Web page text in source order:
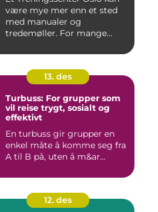
være mye mer enn et sted
med manualer og
tredemøller. For mange
13. des
Turbuss: For grupper som
vil reise trygt, sosialt og
effektivt
En turbuss gir grupper en
enkel måte å komme seg fra
A til B på, uten å m&ar...
12. des